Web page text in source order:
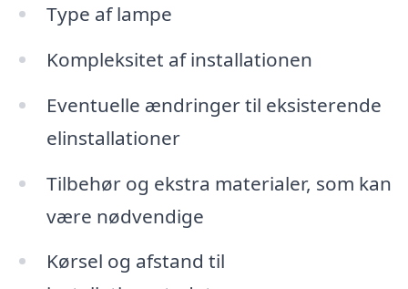
Type af lampe
Kompleksitet af installationen
Eventuelle ændringer til eksisterende
elinstallationer
Tilbehør og ekstra materialer, som kan
være nødvendige
Kørsel og afstand til